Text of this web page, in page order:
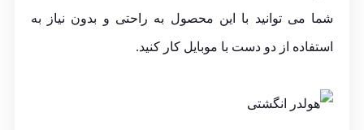
شما می توانید با این محصول به راحتی و بدون نیاز به
استفاده از دو دست با موبایل کار کنید.